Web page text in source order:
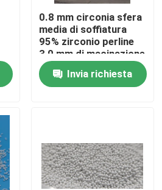
0.8 mm circonia sfera
media di soffiatura
95% zirconio perline
3,0 mm di macinazione
Invia richiesta